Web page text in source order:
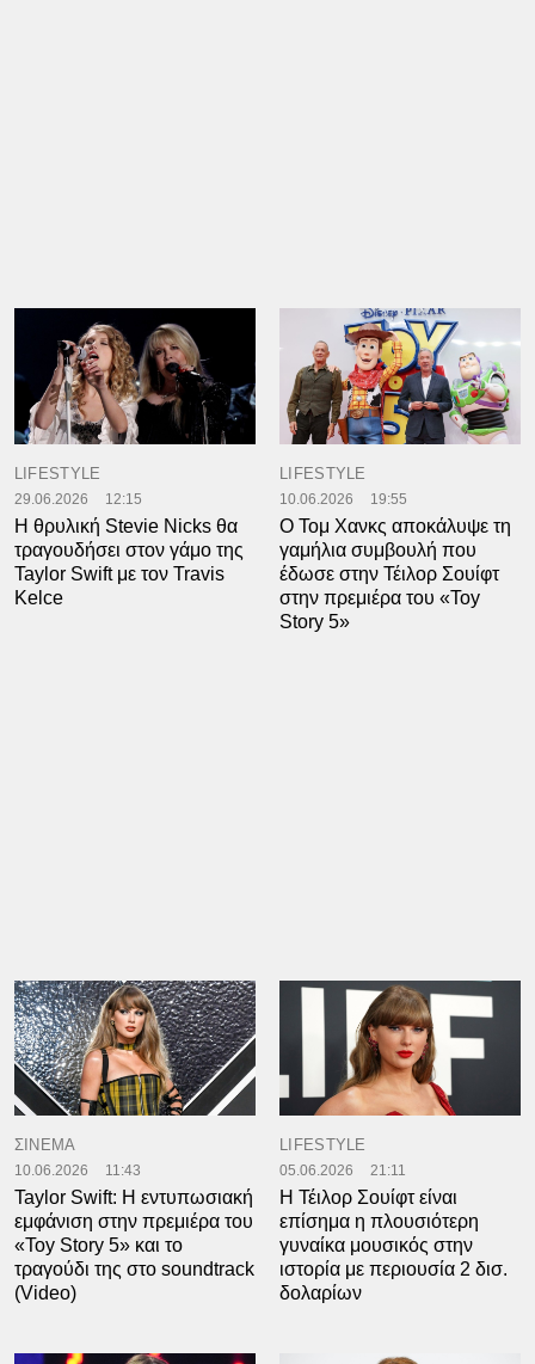
LIFESTYLE
29.06.2026 12:15
Η θρυλική Stevie Nicks θα
τραγουδήσει στον γάμο της
Taylor Swift με τον Travis
Kelce
LIFESTYLE
10.06.2026 19:55
Ο Τομ Χανκς αποκάλυψε τη
γαμήλια συμβουλή που
έδωσε στην Τέιλορ Σουίφτ
στην πρεμιέρα του «Toy
Story 5»
ΣΙΝΕΜΑ
10.06.2026 11:43
Taylor Swift: Η εντυπωσιακή
εμφάνιση στην πρεμιέρα του
«Toy Story 5» και το
τραγούδι της στo soundtrack
(Video)
LIFESTYLE
05.06.2026 21:11
Η Τέιλορ Σουίφτ είναι
επίσημα η πλουσιότερη
γυναίκα μουσικός στην
ιστορία με περιουσία 2 δισ.
δολαρίων